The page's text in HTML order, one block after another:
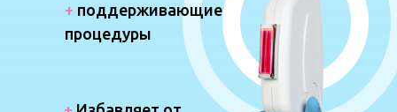
+ поддерживающие
процедуры